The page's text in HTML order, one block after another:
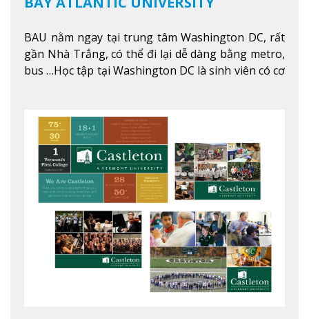
BAU nằm ngay tại trung tâm Washington DC, rất
gần Nhà Trắng, có thể đi lại dễ dàng bằng metro,
bus …Học tập tại Washington DC là sinh viên có cơ
nghiệp ở Mỹ, #7 thành phố an toàn nhất trên Thế
Xem thêm